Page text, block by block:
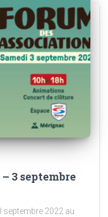
3 septembre
septembre 2022 au